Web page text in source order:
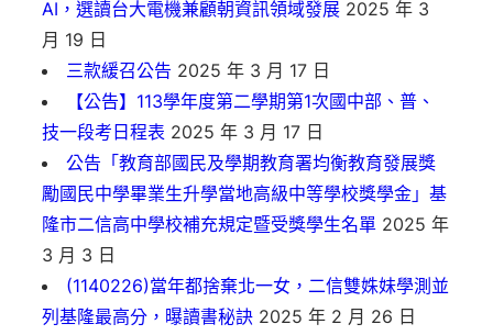
AI，選讀台大電機兼顧朝資訊領域發展 2025 年 3
月 19 日
三款緩召公告 2025 年 3 月 17 日
【公告】113學年度第二學期第1次國中部、普、
技一段考日程表 2025 年 3 月 17 日
公告「教育部國民及學期教育署均衡教育發展獎
勵國民中學畢業生升學當地高級中等學校獎學金」基
隆市二信高中學校補充規定暨受獎學生名單 2025 年
3 月 3 日
(1140226)當年都捨棄北一女，二信雙姝妹學測並
列基隆最高分，曝讀書秘訣 2025 年 2 月 26 日